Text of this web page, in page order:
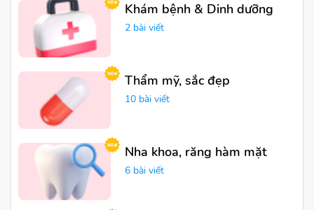
Khám bệnh & Dinh dưỡng
2 bài viết
Thẩm mỹ, sắc đẹp
10 bài viết
Nha khoa, răng hàm mặt
6 bài viết